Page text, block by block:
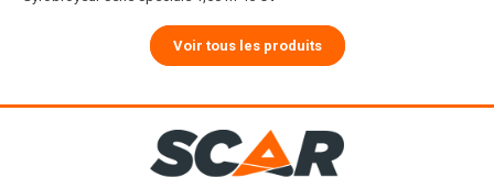
Voir tous les produits